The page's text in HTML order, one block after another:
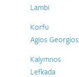
Lambi
Korfu
Agios Georgios
Kalymnos
Lefkada